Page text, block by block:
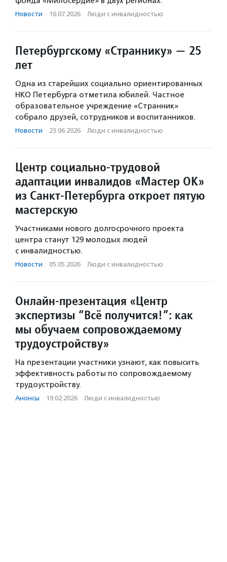
Новости · 16.07.2026 · Люди с инвалидностью
Петербургскому «Страннику» — 25
лет
Одна из старейших социально ориентированных
НКО Петербурга отметила юбилей. Частное
образовательное учреждение «Странник»
собрало друзей, сотрудников и воспитанников.
Новости · 23.06.2026 · Люди с инвалидностью
Центр социально-трудовой
адаптации инвалидов «Мастер ОК»
из Санкт-Петербурга откроет пятую
мастерскую
Участниками нового долгосрочного проекта
центра станут 129 молодых людей
с инвалидностью.
Новости · 05.05.2026 · Люди с инвалидностью
Онлайн-презентация «Центр
экспертизы “Всё получится!”: как
мы обучаем сопровождаемому
трудоустройству»
На презентации участники узнают, как повысить
эффективность работы по сопровождаемому
трудоустройству.
Анонсы · 19.02.2026 · Люди с инвалидностью